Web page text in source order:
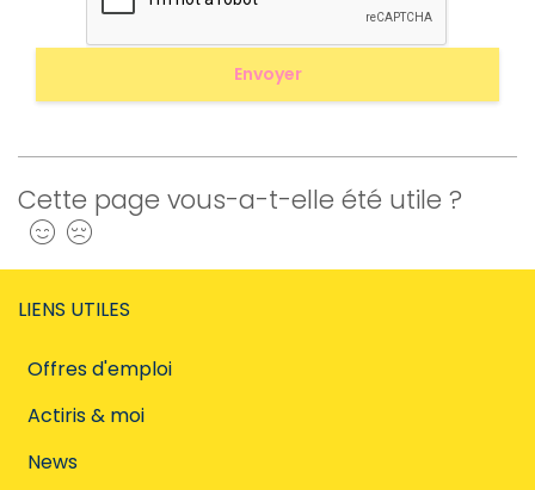
Cette page vous-a-t-elle été utile ?
Oui
LIENS UTILES
Offres d'emploi
Actiris & moi
News